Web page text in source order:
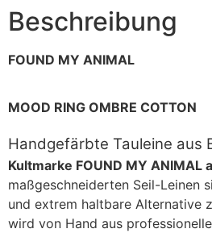
Beschreibung
FOUND MY ANIMAL
MOOD RING OMBRE COTTON
Handgefärbte Tauleine aus
Kultmarke FOUND MY ANIMAL
maßgeschneiderten Seil-Leinen
und extrem haltbare Alternative
wird von Hand aus